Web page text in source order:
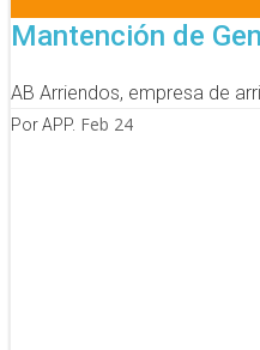
Mantención de
AB Arriendos, empresa de
Por APP. Feb 24